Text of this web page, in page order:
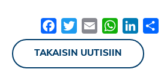
FacebookTwitterEmail WhatsApp
TAKAISIN UUTISIIN